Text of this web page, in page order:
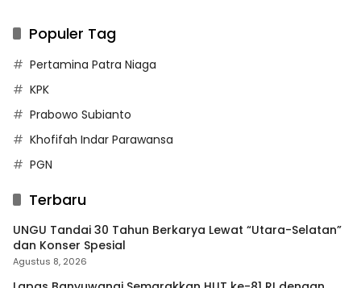
Populer Tag
Pertamina Patra Niaga
KPK
Prabowo Subianto
Khofifah Indar Parawansa
PGN
Terbaru
UNGU Tandai 30 Tahun Berkarya Lewat “Utara-Selatan”
dan Konser Spesial
Agustus 8, 2026